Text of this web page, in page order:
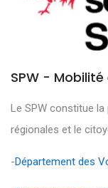
SPW -
Le SPW constitue
régionales et le
-Département des